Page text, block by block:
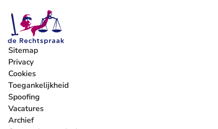
Sitemap
Privacy
Cookies
Toegankelijkheid
Spoofing
Vacatures
- U verlaat Rechtspraak.nl
Archief